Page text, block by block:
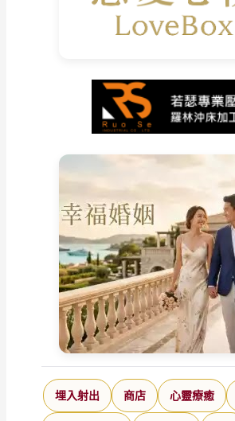
埋入射出 商店 心靈療癒